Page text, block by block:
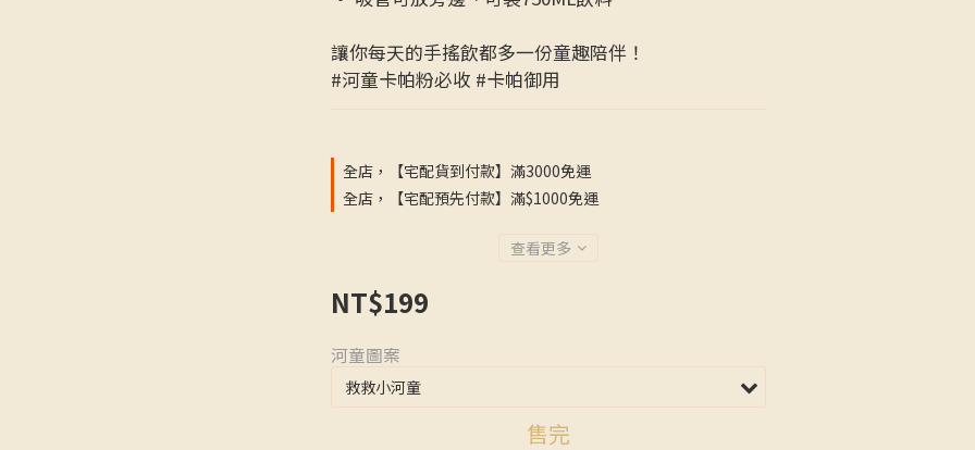
讓你每天的手搖飲都多一份童趣陪伴！
#河童卡帕粉必收 #卡帕御用
全店，【宅配貨到付款】滿3000免運
全店，【宅配預先付款】滿$1000免運
查看更多
NT$199
河童圖案
售完